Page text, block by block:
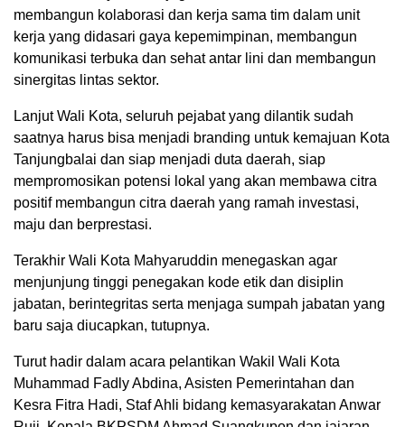
membangun kolaborasi dan kerja sama tim dalam unit
kerja yang didasari gaya kepemimpinan, membangun
komunikasi terbuka dan sehat antar lini dan membangun
sinergitas lintas sektor.
Lanjut Wali Kota, seluruh pejabat yang dilantik sudah
saatnya harus bisa menjadi branding untuk kemajuan Kota
Tanjungbalai dan siap menjadi duta daerah, siap
mempromosikan potensi lokal yang akan membawa citra
positif membangun citra daerah yang ramah investasi,
maju dan berprestasi.
Terakhir Wali Kota Mahyaruddin menegaskan agar
menjunjung tinggi penegakan kode etik dan disiplin
jabatan, berintegritas serta menjaga sumpah jabatan yang
baru saja diucapkan, tutupnya.
Turut hadir dalam acara pelantikan Wakil Wali Kota
Muhammad Fadly Abdina, Asisten Pemerintahan dan
Kesra Fitra Hadi, Staf Ahli bidang kemasyarakatan Anwar